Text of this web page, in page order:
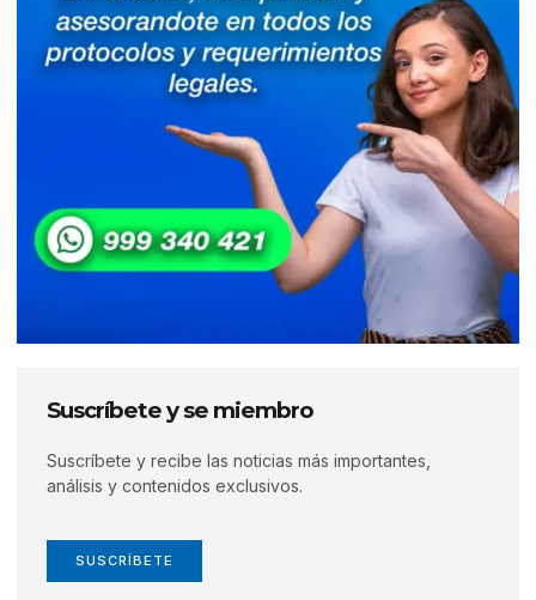
Suscríbete y se miembro
Suscríbete y recibe las noticias más importantes,
análisis y contenidos exclusivos.
SUSCRÍBETE